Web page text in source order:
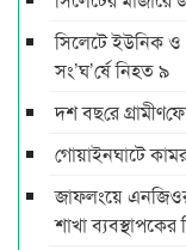
সিলেটে ইউনিক ও
সং’ঘ’র্ষে নিহত ৯
দশ বছ‌রে
গোয়াইনঘাটে
জাফলংয়ে
শাখা ব্যবস্থাপকের